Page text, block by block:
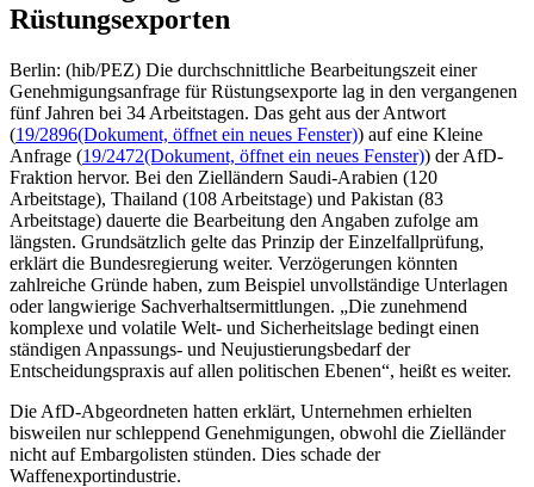
Rüstungsexporten
Berlin: (hib/PEZ) Die durchschnittliche Bearbeitungszeit einer
Genehmigungsanfrage für Rüstungsexporte lag in den vergangenen
fünf Jahren bei 34 Arbeitstagen. Das geht aus der Antwort
(19/2896(Dokument, öffnet ein neues Fenster)) auf eine Kleine
Anfrage (19/2472(Dokument, öffnet ein neues Fenster)) der AfD-
Fraktion hervor. Bei den Zielländern Saudi-Arabien (120
Arbeitstage), Thailand (108 Arbeitstage) und Pakistan (83
Arbeitstage) dauerte die Bearbeitung den Angaben zufolge am
längsten. Grundsätzlich gelte das Prinzip der Einzelfallprüfung,
erklärt die Bundesregierung weiter. Verzögerungen könnten
zahlreiche Gründe haben, zum Beispiel unvollständige Unterlagen
oder langwierige Sachverhaltsermittlungen. „Die zunehmend
komplexe und volatile Welt- und Sicherheitslage bedingt einen
ständigen Anpassungs- und Neujustierungsbedarf der
Entscheidungspraxis auf allen politischen Ebenen“, heißt es weiter.
Die AfD-Abgeordneten hatten erklärt, Unternehmen erhielten
bisweilen nur schleppend Genehmigungen, obwohl die Zielländer
nicht auf Embargolisten stünden. Dies schade der
Waffenexportindustrie.